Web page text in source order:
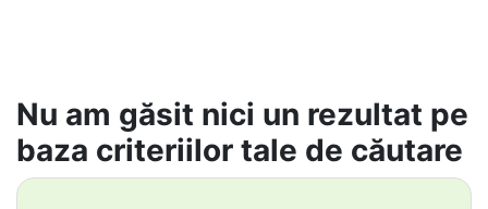
Nu am găsit nici un rezultat pe
baza criteriilor tale de căutare